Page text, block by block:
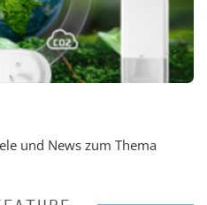
und News zum Thema